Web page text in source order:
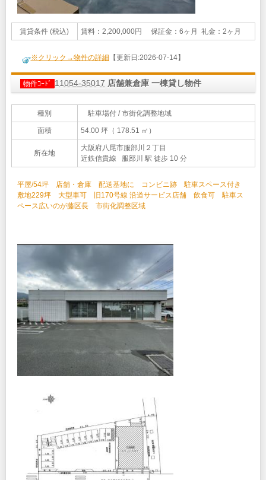
賃貸条件 (税込) 賃料：2,200,000円 保証金：6ヶ月 礼金：2ヶ月
※クリック→物件の詳細 【更新日:2026-07-14】
物件ｺｰﾄﾞ 11054-35017 店舗兼倉庫 一棟貸し物件
種別 駐車場付 / 市街化調整地域
面積 54.00 坪（ 178.51 ㎡）
所在地
大阪府八尾市服部川２丁目
近鉄信貴線 服部川 駅 徒歩 10 分
平屋/54坪 店舗・倉庫 配送基地に コンビニ跡 駐車スペース付き
敷地229坪 大型車可 旧170号線 沿道サービス店舗 飲食可 駐車ス
ペース広いのが藤区長 市街化調整区域